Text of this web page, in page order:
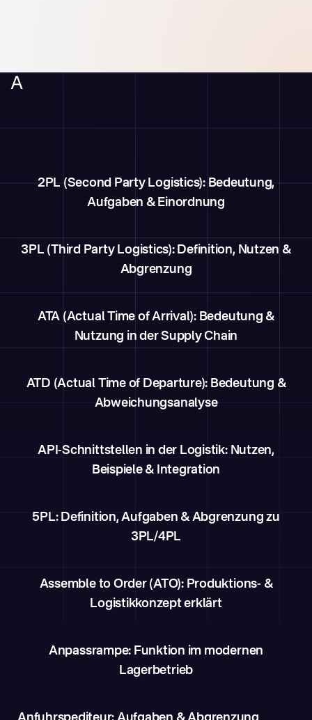
A
2PL (Second Party Logistics): Bedeutung,
Aufgaben & Einordnung
3PL (Third Party Logistics): Definition, Nutzen &
Abgrenzung
ATA (Actual Time of Arrival): Bedeutung &
Nutzung in der Supply Chain
ATD (Actual Time of Departure): Bedeutung &
Abweichungsanalyse
API-Schnittstellen in der Logistik: Nutzen,
Beispiele & Integration
5PL: Definition, Aufgaben & Abgrenzung zu
3PL/4PL
Assemble to Order (ATO): Produktions- &
Logistikkonzept erklärt
Anpassrampe: Funktion im modernen
Lagerbetrieb